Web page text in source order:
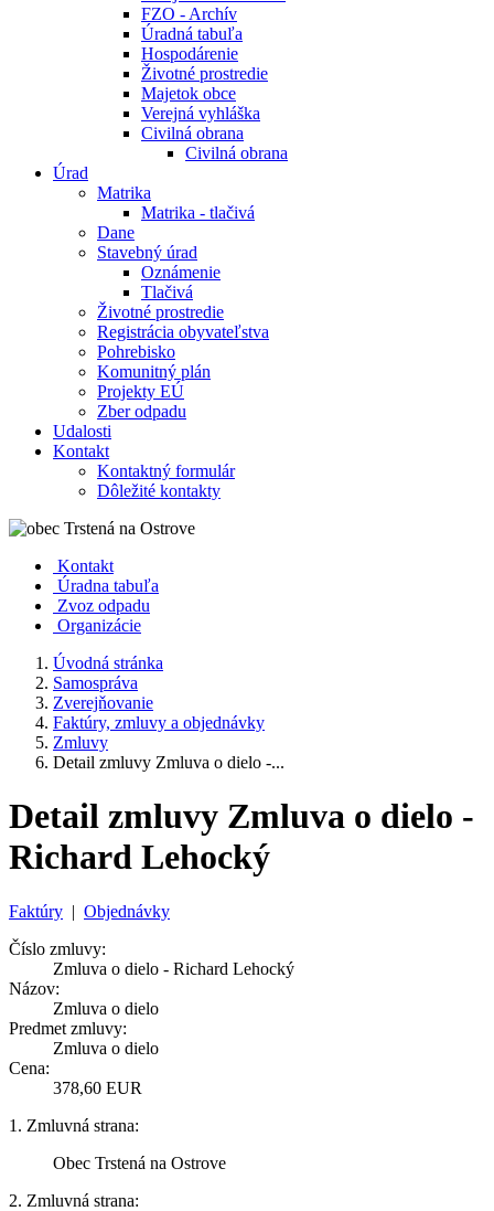
FZO - Archív
Úradná tabuľa
Hospodárenie
Životné prostredie
Majetok obce
Verejná vyhláška
Civilná obrana
Civilná obrana
Úrad
Matrika
Matrika - tlačivá
Dane
Stavebný úrad
Oznámenie
Tlačivá
Životné prostredie
Registrácia obyvateľstva
Pohrebisko
Komunitný plán
Projekty EÚ
Zber odpadu
Udalosti
Kontakt
Kontaktný formulár
Dôležité kontakty
Kontakt
Úradna tabuľa
Zvoz odpadu
Organizácie
Úvodná stránka
Samospráva
Zverejňovanie
Faktúry, zmluvy a objednávky
Zmluvy
Detail zmluvy Zmluva o dielo -...
Detail zmluvy Zmluva o dielo -
Richard Lehocký
Faktúry | Objednávky
Číslo zmluvy:
Zmluva o dielo - Richard Lehocký
Názov:
Zmluva o dielo
Predmet zmluvy:
Zmluva o dielo
Cena:
378,60 EUR
1. Zmluvná strana:
Obec Trstená na Ostrove
2. Zmluvná strana: